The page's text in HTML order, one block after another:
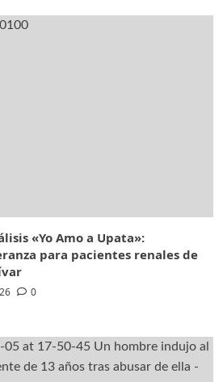
«Yo Amo a Upata»:
para pacientes renales de
0